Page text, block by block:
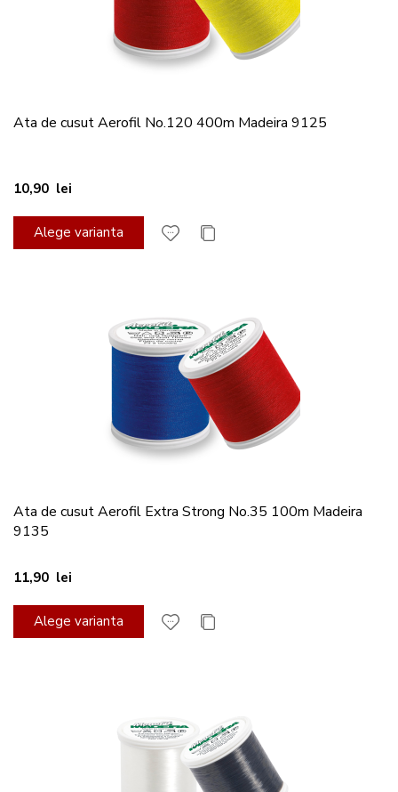
Ata de cusut Aerofil No.120 400m Madeira 9125
10,90 lei
Alege varianta
Ata de cusut Aerofil Extra Strong No.35 100m Madeira
9135
11,90 lei
Alege varianta